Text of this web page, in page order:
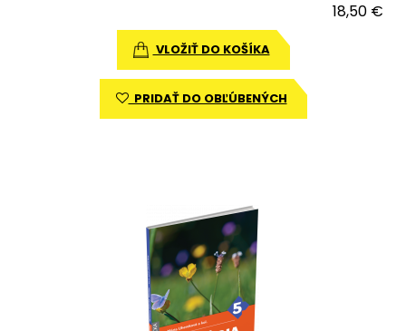
18,50 €
VLOŽIŤ DO KOŠÍKA
PRIDAŤ DO OBĽÚBENÝCH